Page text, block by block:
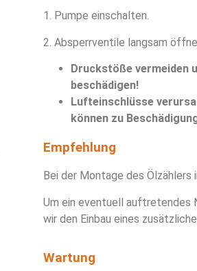
1. Pumpe einschalten.
2. Absperrventile langsam
Druckstöße vermeiden
beschädigen!
Lufteinschlüsse
können zu
Empfehlung
Bei der Montage des Ölzählers
Um ein eventuell auftretendes
wir den Einbau eines
Wartung